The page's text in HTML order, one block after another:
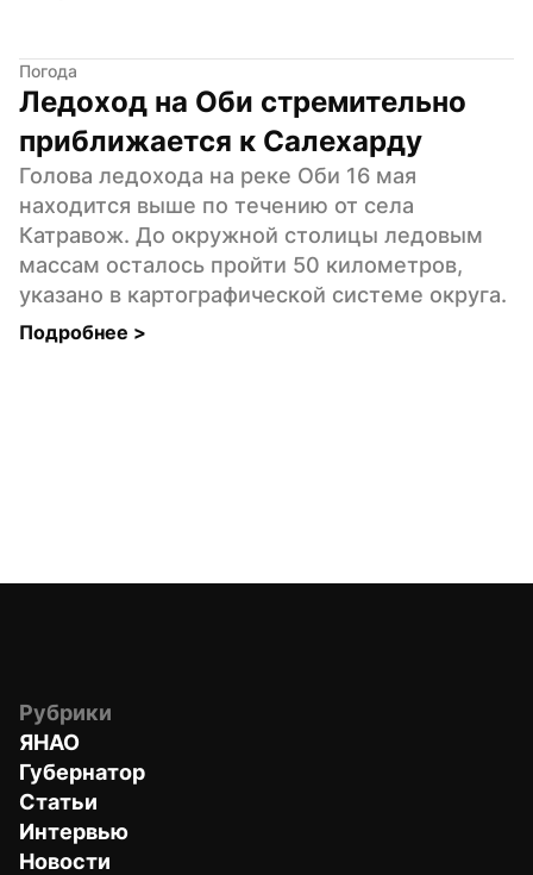
Погода
Ледоход на Оби стремительно
приближается к Салехарду
Голова ледохода на реке Оби 16 мая
находится выше по течению от села
Катравож. До окружной столицы ледовым
массам осталось пройти 50 километров,
указано в картографической системе округа.
Подробнее >
Рубрики
ЯНАО
Губернатор
Статьи
Интервью
Новости